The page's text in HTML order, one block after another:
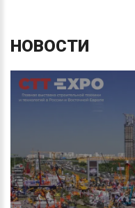
НОВОСТИ